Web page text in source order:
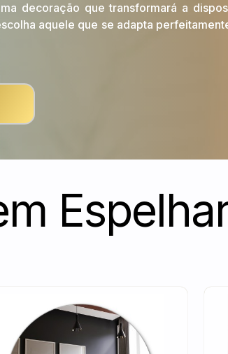
decoração que transformará a
aquele que se adapta